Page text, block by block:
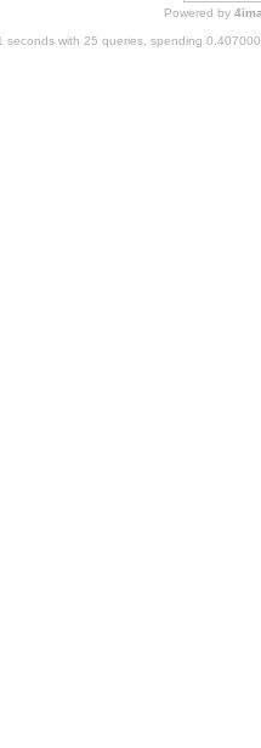
Powered by
seconds with 25 queries, spending